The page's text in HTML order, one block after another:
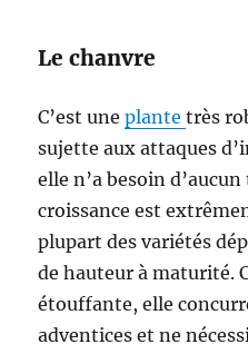
Le chanvre
C’est uneplantetrès
sujette aux attaques
elle n’a besoin
croissance est
plupart des variétés
de hauteur à maturité.
étouffante, elle
adventices et ne